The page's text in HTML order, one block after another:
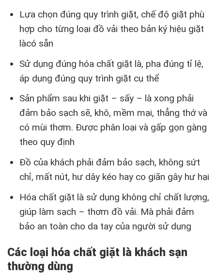
Lựa chọn đúng quy trình giặt, chế độ giặt phù
hợp cho từng loại đồ vải theo bản ký hiệu giặt
làcó sẵn
Sử dụng đúng hóa chất giặt là, pha đúng tỉ lệ,
áp dụng đúng quy trình giặt cụ thể
Sản phẩm sau khi giặt – sấy – là xong phải
đảm bảo sạch sẽ, khô, mềm mại, thẳng thớ và
có mùi thơm. Được phân loại và gấp gọn gàng
theo quy định
Đồ của khách phải đảm bảo sạch, không sứt
chỉ, mất nút, hư dây kéo hay co giãn gây hư hại
Hóa chất giặt là sử dụng không chỉ chất lượng,
giúp làm sạch – thơm đồ vải. Mà phải đảm
bảo an toàn cho da tay của người sử dụng
Các loại hóa chất giặt là khách sạn
thường dùng